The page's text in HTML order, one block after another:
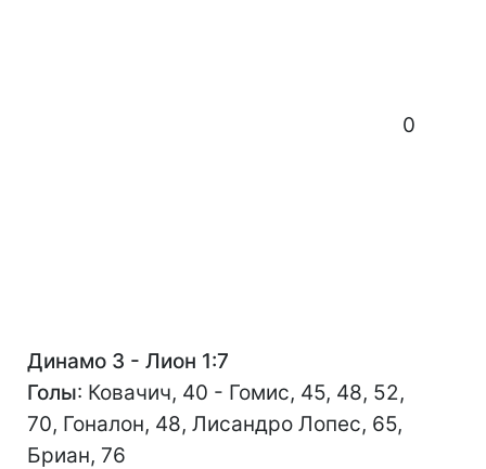
0
Динамо З - Лион 1:7
Голы: Ковачич, 40 - Гомис, 45, 48, 52,
70, Гоналон, 48, Лисандро Лопес, 65,
Бриан, 76